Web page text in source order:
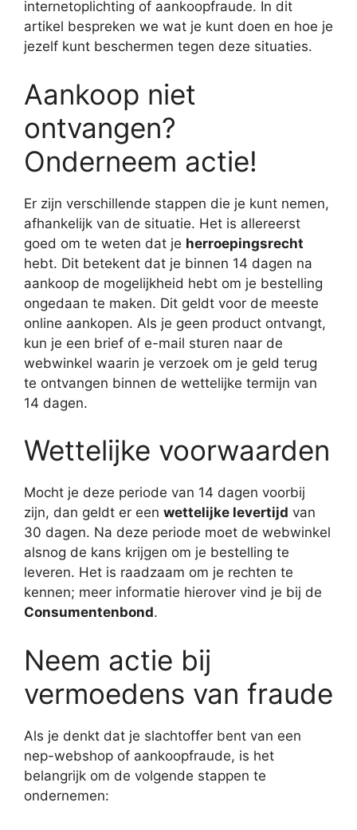
internetoplichting of aankoopfraude. In dit
artikel bespreken we wat je kunt doen en hoe je
jezelf kunt beschermen tegen deze situaties.
Aankoop niet
ontvangen?
Onderneem actie!
Er zijn verschillende stappen die je kunt nemen,
afhankelijk van de situatie. Het is allereerst
goed om te weten dat je herroepingsrecht
hebt. Dit betekent dat je binnen 14 dagen na
aankoop de mogelijkheid hebt om je bestelling
ongedaan te maken. Dit geldt voor de meeste
online aankopen. Als je geen product ontvangt,
kun je een brief of e-mail sturen naar de
webwinkel waarin je verzoek om je geld terug
te ontvangen binnen de wettelijke termijn van
14 dagen.
Wettelijke voorwaarden
Mocht je deze periode van 14 dagen voorbij
zijn, dan geldt er een wettelijke levertijd van
30 dagen. Na deze periode moet de webwinkel
alsnog de kans krijgen om je bestelling te
leveren. Het is raadzaam om je rechten te
kennen; meer informatie hierover vind je bij de
Consumentenbond.
Neem actie bij
vermoedens van fraude
Als je denkt dat je slachtoffer bent van een
nep-webshop of aankoopfraude, is het
belangrijk om de volgende stappen te
ondernemen: